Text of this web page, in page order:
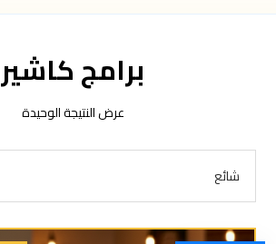
برامج كاشير
عرض النتيجة الوحيدة